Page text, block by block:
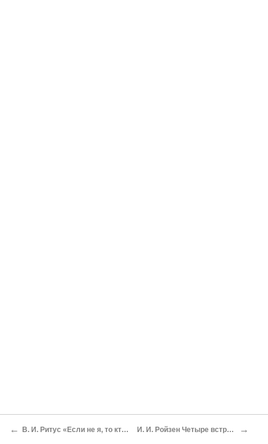
← В. И. Ритус «Если не я, то кто?» И. И. Ройзен Четыре встречи →